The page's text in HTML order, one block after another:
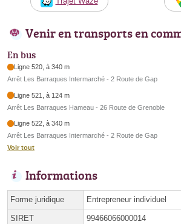
Venir en transports en
En bus
Ligne 520, à 340 m
Arrêt Les Barraques Intermarché - 2 Route de Gap
Ligne 521, à 124 m
Arrêt Les Barraques Hameau - 26 Route de Grenoble
Ligne 522, à 340 m
Arrêt Les Barraques Intermarché - 2 Route de Gap
Voir tout
Informations
Forme juridique Entrepreneur individuel
SIRET 99466066000014